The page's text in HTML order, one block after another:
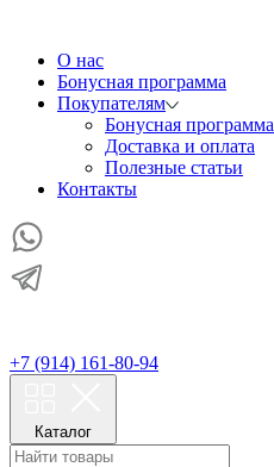
О нас
Бонусная программа
Покупателям
Бонусная программа
Доставка и оплата
Полезные статьи
Контакты
+7 (914) 161-80-94
Каталог